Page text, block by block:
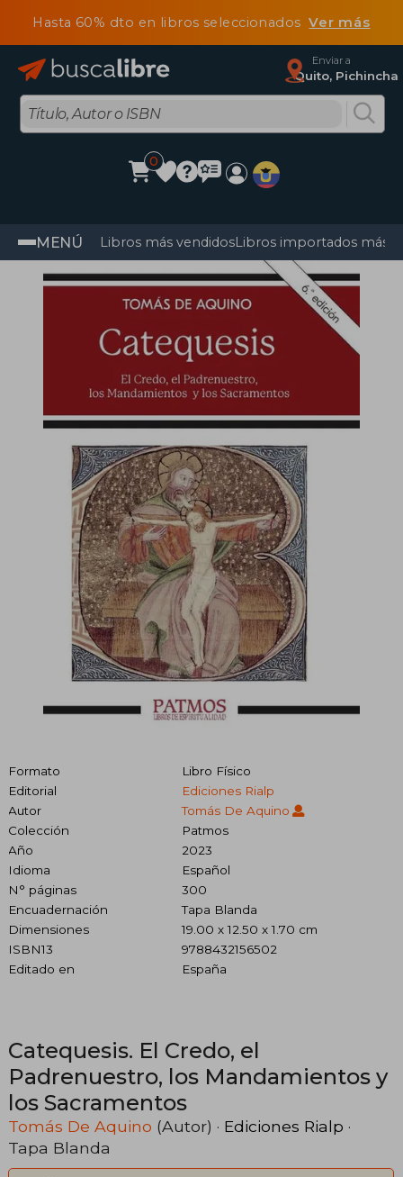
Hasta 60% dto en libros seleccionadosVer más
Enviar a
Quito, Pichincha
0
MENÚ Libros más vendidosLibros importados más
Formato
Libro Físico
Editorial
Ediciones Rialp
Autor
Tomás De Aquino
Colección
Patmos
Año
2023
Idioma
Español
N° páginas
300
Encuadernación
Tapa Blanda
Dimensiones
19.00 x 12.50 x 1.70 cm
ISBN13
9788432156502
Editado en
España
Catequesis. El Credo, el
Padrenuestro, los Mandamientos y
los Sacramentos
Tomás De Aquino (Autor) · Ediciones Rialp ·
Tapa Blanda